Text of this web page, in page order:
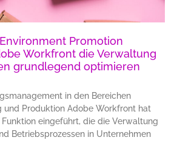
Promotion
Workfront die Verwaltung
grundlegend optimieren
in den Bereichen
und Produktion Adobe Workfront hat
eingeführt, die die Verwaltung
Betriebsprozessen in Unternehmen